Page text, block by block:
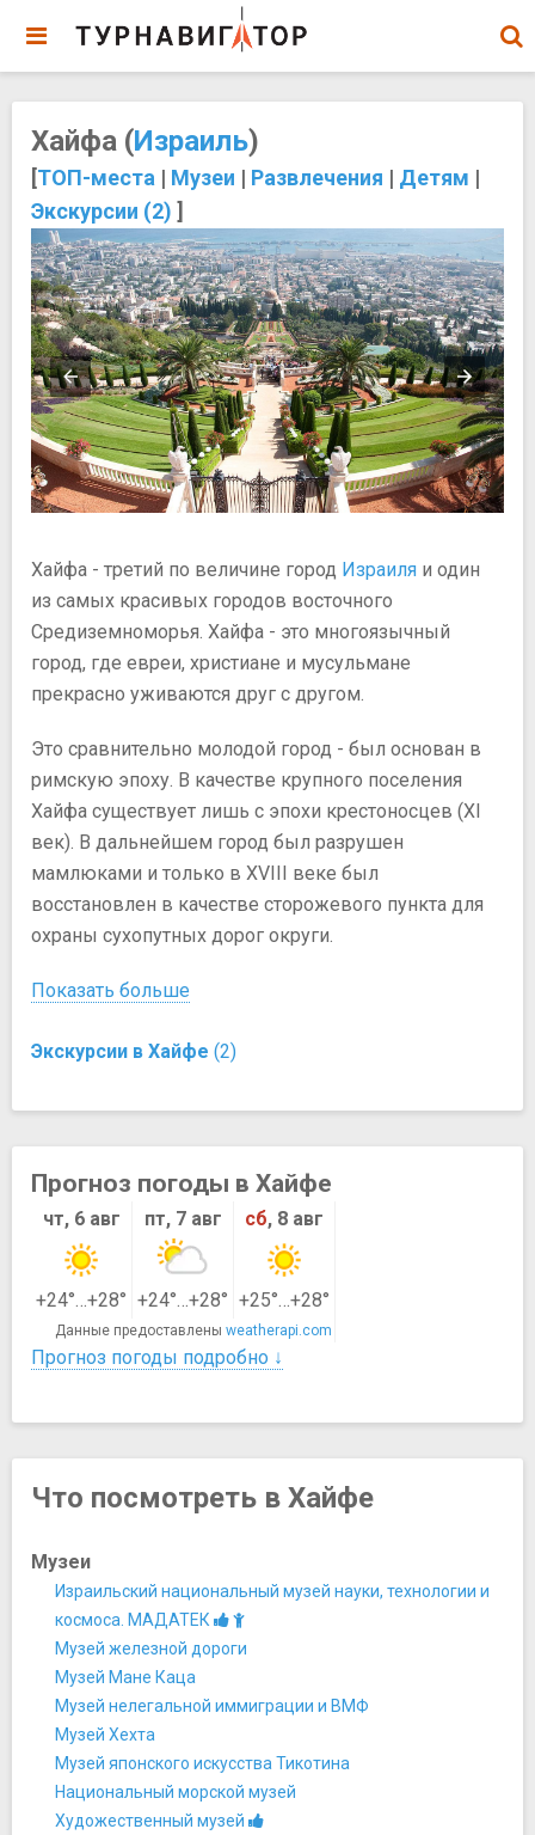
Хайфа (Израиль)
[ТОП-места | Музеи | Развлечения | Детям |
Экскурсии (2) ]
Хайфа - третий по величине город Израиля и один
из самых красивых городов восточного
Средиземноморья. Хайфа - это многоязычный
город, где евреи, христиане и мусульмане
прекрасно уживаются друг с другом.
Это сравнительно молодой город - был основан в
римскую эпоху. В качестве крупного поселения
Хайфа существует лишь с эпохи крестоносцев (ХI
век). В дальнейшем город был разрушен
мамлюками и только в XVIII веке был
восстановлен в качестве сторожевого пункта для
охраны сухопутных дорог округи.
Показать больше
Экскурсии в Хайфе (2)
Прогноз погоды в Хайфе
чт, 6 авг пт, 7 авг сб, 8 авг
+24°…+28° +24°…+28° +25°…+28°
Данные предоставлены weatherapi.com
Прогноз погоды подробно ↓
Что посмотреть в Хайфе
Музеи
Израильский национальный музей науки, технологии и
космоса. МАДАТЕК
Музей железной дороги
Музей Мане Каца
Музей нелегальной иммиграции и ВМФ
Музей Хехта
Музей японского искусства Тикотина
Национальный морской музей
Художественный музей